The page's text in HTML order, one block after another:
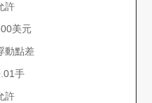
許
美元
動點差
手
許